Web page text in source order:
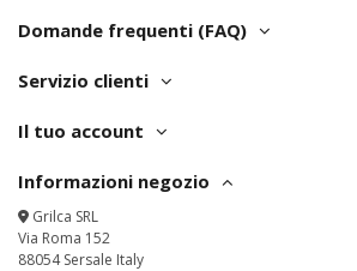
Domande frequenti (FAQ)
Servizio clienti
Il tuo account
Informazioni negozio
Grilca SRL
Via Roma 152
88054 Sersale Italy